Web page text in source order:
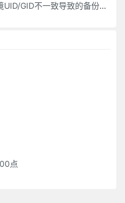
不一致导致的备份权限问题
点